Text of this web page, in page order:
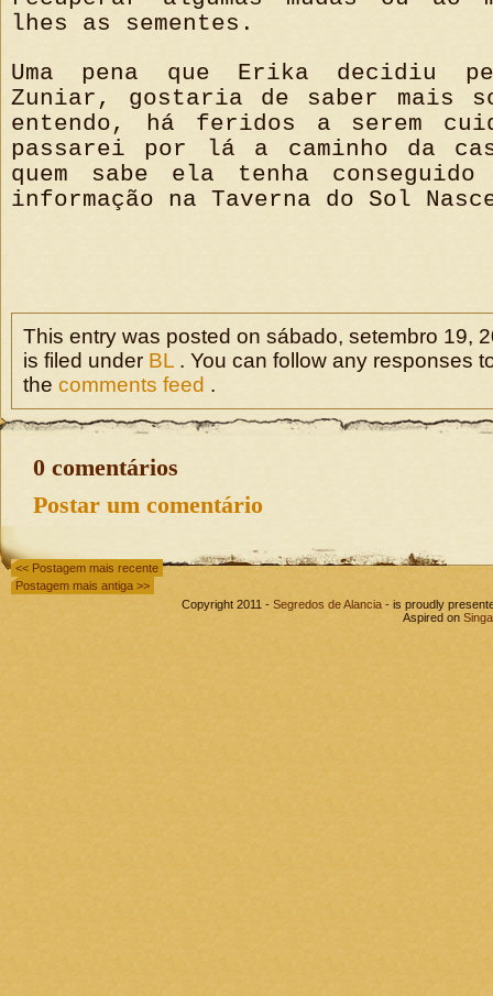
lhes as sementes.
Uma pena que Erika decidiu
Zuniar, gostaria de saber mais
entendo, há feridos a serem
passarei por lá a caminho da
quem sabe ela tenha conseguido
informação na Taverna do Sol
This entry was posted on sábado, setembro 19,
is filed under BL . You can follow any responses
the comments feed .
0 comentários
Postar um comentário
<< Postagem mais recente
Postagem mais antiga >>
Copyright 2011 - Segredos de Alancia - is proudly
Aspired on